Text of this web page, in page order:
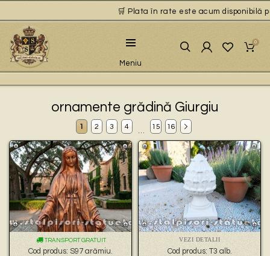
🛒 Plata în rate este acum disponibilă
Meniu
0
ornamente grădină Giurgiu
1 2 3 4 15 16
TRANSPORT GRATUIT
Cod produs: S97 arămiu.
VEZI DETALII
Cod produs: T3 alb.